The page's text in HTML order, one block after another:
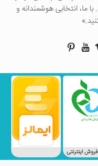
ما، انتخابی هوشمندانه و
اینترنتی